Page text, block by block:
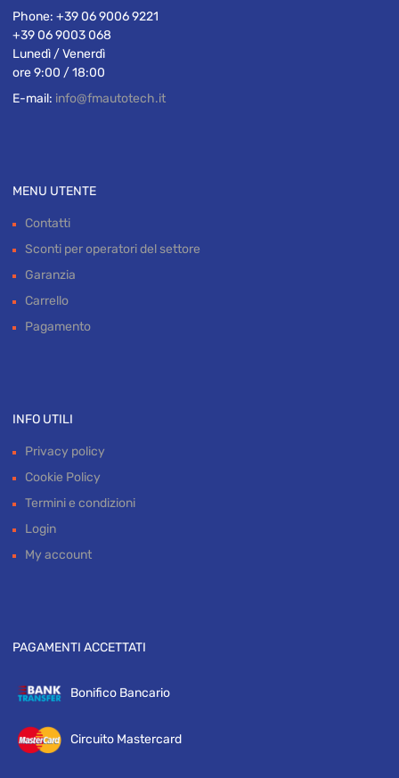
Phone: +39 06 9006 9221
+39 06 9003 068
Lunedì / Venerdì
ore 9:00 / 18:00
E-mail: info@fmautotech.it
MENU UTENTE
Contatti
Sconti per operatori del settore
Garanzia
Carrello
Pagamento
INFO UTILI
Privacy policy
Cookie Policy
Termini e condizioni
Login
My account
PAGAMENTI ACCETTATI
Bonifico Bancario
Circuito Mastercard